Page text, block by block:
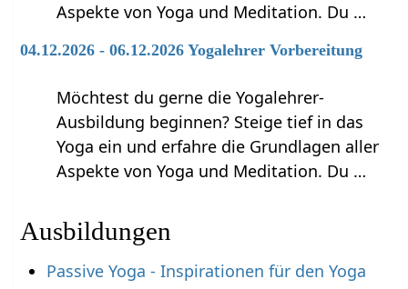
Aspekte von Yoga und Meditation. Du …
04.12.2026 - 06.12.2026 Yogalehrer Vorbereitung
Möchtest du gerne die Yogalehrer-
Ausbildung beginnen? Steige tief in das
Yoga ein und erfahre die Grundlagen aller
Aspekte von Yoga und Meditation. Du …
Ausbildungen
Passive Yoga - Inspirationen für den Yoga